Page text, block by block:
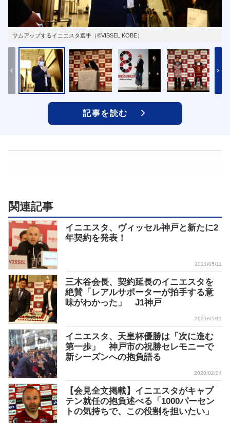
サムアップするイニエスタ選手（©VISSEL KOBE）
記事を読む
関連記事
イニエスタ、ヴィッセル神戸と新たに2
年契約を発表！
2021/05/11
三木谷会長、契約延長のイニエスタを
絶賛「レアルサポーターが拍手する意
味がわかった」 J1神戸
2021/05/11
イニエスタ、天皇杯優勝は「次に進む
第一歩」 神戸市の祝勝セレモニーで
新シーズンへの抱負語る
2020/02/04
【会見全文掲載】イニエスタがキャプ
テン就任の抱負述べる「1000パーセン
トの気持ちで、この役割を担いたい」